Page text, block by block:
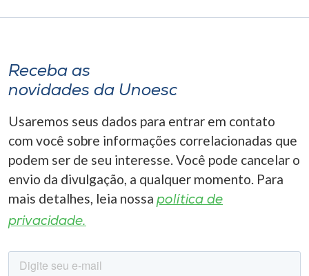
Receba as
novidades da Unoesc
Usaremos seus dados para entrar em contato
com você sobre informações correlacionadas que
podem ser de seu interesse. Você pode cancelar o
envio da divulgação, a qualquer momento. Para
mais detalhes, leia nossa política de
privacidade.